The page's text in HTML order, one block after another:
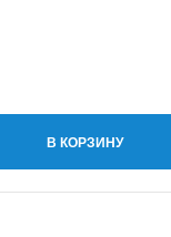
В КОРЗИНУ